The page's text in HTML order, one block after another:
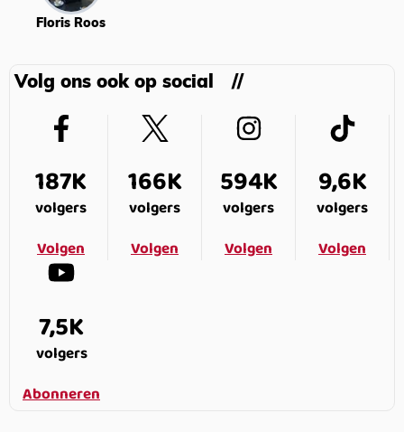
Floris Roos
Volg ons ook op social
187K
volgers
Volgen
166K
volgers
Volgen
594K
volgers
Volgen
9,6K
volgers
Volgen
7,5K
volgers
Abonneren